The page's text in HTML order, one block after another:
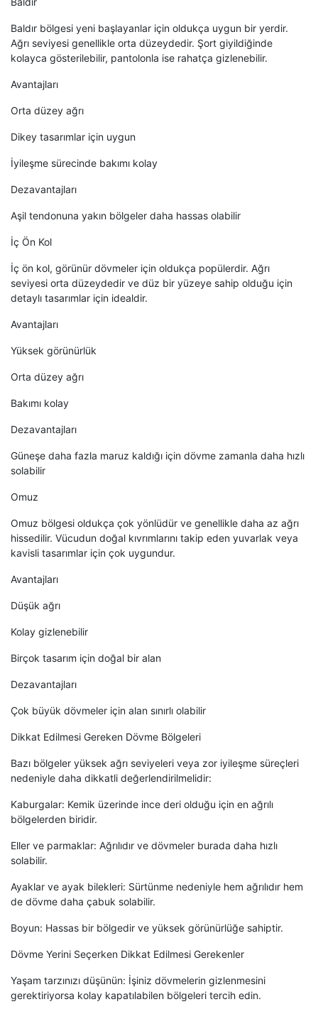
Baldır bölgesi yeni başlayanlar için oldukça uygun bir yerdir.
Ağrı seviyesi genellikle orta düzeydedir. Şort giyildiğinde
kolayca gösterilebilir, pantolonla ise rahatça gizlenebilir.
Avantajları
Orta düzey ağrı
Dikey tasarımlar için uygun
İyileşme sürecinde bakımı kolay
Dezavantajları
Aşil tendonuna yakın bölgeler daha hassas olabilir
İç Ön Kol
İç ön kol, görünür dövmeler için oldukça popülerdir. Ağrı
seviyesi orta düzeydedir ve düz bir yüzeye sahip olduğu için
detaylı tasarımlar için idealdir.
Avantajları
Yüksek görünürlük
Orta düzey ağrı
Bakımı kolay
Dezavantajları
Güneşe daha fazla maruz kaldığı için dövme zamanla daha hızlı
solabilir
Omuz
Omuz bölgesi oldukça çok yönlüdür ve genellikle daha az ağrı
hissedilir. Vücudun doğal kıvrımlarını takip eden yuvarlak veya
kavisli tasarımlar için çok uygundur.
Avantajları
Düşük ağrı
Kolay gizlenebilir
Birçok tasarım için doğal bir alan
Dezavantajları
Çok büyük dövmeler için alan sınırlı olabilir
Dikkat Edilmesi Gereken Dövme Bölgeleri
Bazı bölgeler yüksek ağrı seviyeleri veya zor iyileşme süreçleri
nedeniyle daha dikkatli değerlendirilmelidir:
Kaburgalar: Kemik üzerinde ince deri olduğu için en ağrılı
bölgelerden biridir.
Eller ve parmaklar: Ağrılıdır ve dövmeler burada daha hızlı
solabilir.
Ayaklar ve ayak bilekleri: Sürtünme nedeniyle hem ağrılıdır hem
de dövme daha çabuk solabilir.
Boyun: Hassas bir bölgedir ve yüksek görünürlüğe sahiptir.
Dövme Yerini Seçerken Dikkat Edilmesi Gerekenler
Yaşam tarzınızı düşünün: İşiniz dövmelerin gizlenmesini
gerektiriyorsa kolay kapatılabilen bölgeleri tercih edin.